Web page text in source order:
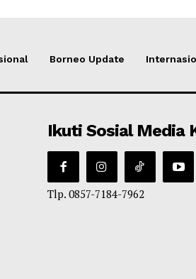
Borneo Update
Ikuti Sosial Media
Tlp. 0857-7184-7962